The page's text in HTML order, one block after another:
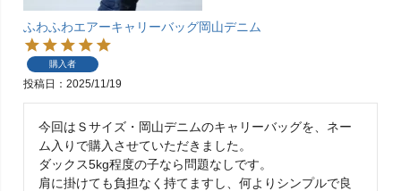
ふわふわエアーキャリーバッグ岡山デニム
購入者
投稿日 2025/11/19
今回はＳサイズ・岡山デニムのキャリーバッグを、ネー
ム入りで購入させていただきました。
ダックス5kg程度の子なら問題なしです。
肩に掛けても負担なく持てますし、何よりシンプルで良